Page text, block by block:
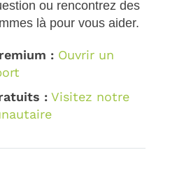
ou rencontrez des
là pour vous aider.
: Ouvrir un
: Visitez notre